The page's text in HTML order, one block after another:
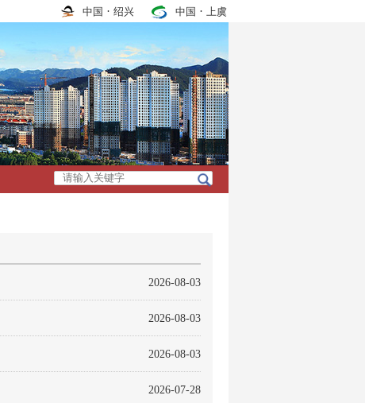
中国 · 绍兴 中国 · 上虞
2026-08-03
2026-08-03
2026-08-03
2026-07-28